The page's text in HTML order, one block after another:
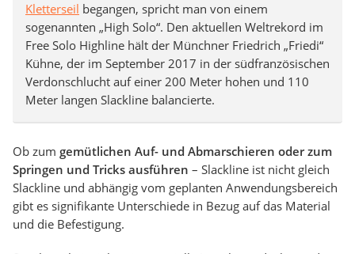
Kletterseil begangen, spricht man von einem
sogenannten „High Solo“. Den aktuellen Weltrekord im
Free Solo Highline hält der Münchner Friedrich „Friedi“
Kühne, der im September 2017 in der südfranzösischen
Verdonschlucht auf einer 200 Meter hohen und 110
Meter langen Slackline balancierte.
Ob zum gemütlichen Auf- und Abmarschieren oder zum
Springen und Tricks ausführen – Slackline ist nicht gleich
Slackline und abhängig vom geplanten Anwendungsbereich
gibt es signifikante Unterschiede in Bezug auf das Material
und die Befestigung.